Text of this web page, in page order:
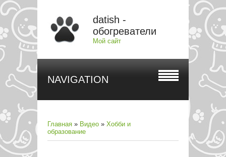
datish -
обогреватели
Мой сайт
NAVIGATION
Главная » Видео » Хобби и
образование